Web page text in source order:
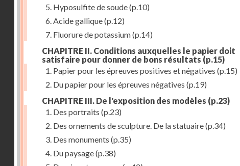
5. Hyposulfite de soude(p.10)
6. Acide gallique(p.12)
7. Fluorure de potassium(p.14)
CHAPITRE II. Conditions auxquelles le papier doit
satisfaire pour donner de bons résultats (p.15)
1. Papier pour les épreuves positives et négatives (p.15)
2. Du papier pour les épreuves négatives (p.19)
CHAPITRE III. De l'exposition des modèles (p.23)
1. Des portraits (p.23)
2. Des ornements de sculpture. De la statuaire(p.34)
3. Des monuments (p.35)
4. Du paysage(p.38)